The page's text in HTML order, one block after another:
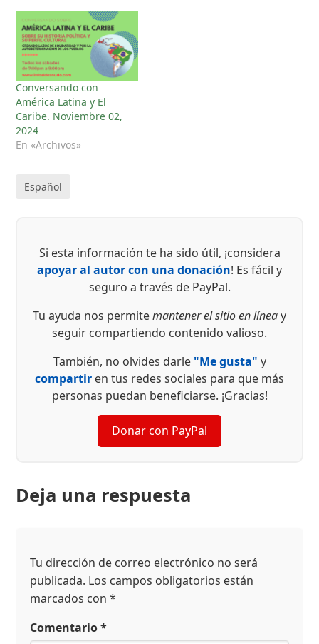
Conversando con
América Latina y El
Caribe. Noviembre 02,
2024
En «Archivos»
Español
Si esta información te ha sido útil, ¡considera
apoyar al autor con una donación! Es fácil y
seguro a través de PayPal.
Tu ayuda nos permitemantener el sitio en líneay
seguir compartiendo contenido valioso.
También, no olvides darle "Me gusta" y
compartir en tus redes sociales para que más
personas puedan beneficiarse. ¡Gracias!
Donar con PayPal
Deja una respuesta
Tu dirección de correo electrónico no será
publicada. Los campos obligatorios están
marcados con*
Comentario*